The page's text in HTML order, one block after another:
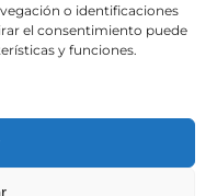
o identificaciones
el consentimiento puede
y funciones.
Alcudia, Islas